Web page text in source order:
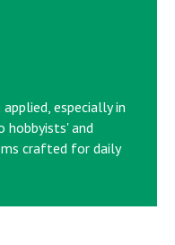
especially in
hobbyists' and
crafted for daily